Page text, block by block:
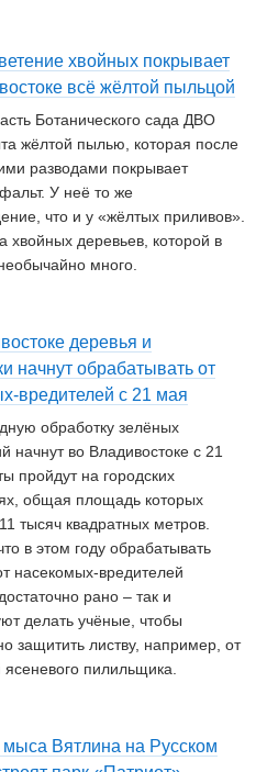
хвойных покрывает
всё жёлтой пыльцой
Ботанического сада ДВО
жёлтой пылью, которая после
разводами покрывает
У неё то же
что и у «жёлтых приливов».
хвойных деревьев, которой в
много.
деревья и
начнут обрабатывать от
вредителей с 21 мая
обработку зелёных
начнут во Владивостоке с 21
пройдут на городских
общая площадь которых
тысяч квадратных метров.
в этом году обрабатывать
насекомых-вредителей
рано – так и
делать учёные, чтобы
защитить листву, например, от
пилильщика.
Вятлина на Русском